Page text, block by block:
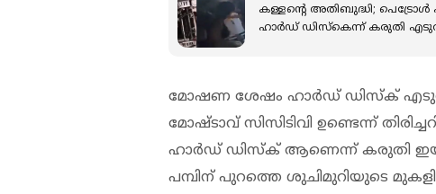
കള്ളന്റെ അതിബുദ്ധി; പെട്രോൾ
ഹാർഡ് ഡിസ്‌കെന്ന് കരുതി
മോഷണ ശേഷം ഹാര്‍ഡ് ഡിസ്‌ക്
മോഷ്ടാവ് സിസിടിവി ഉണ്ടെന്ന്
ഹാര്‍ഡ് ഡിസ്‌ക് ആണെന്ന് കരുതി
പമ്പിന് പുറത്തെ ശുചിമുറിയുടെ